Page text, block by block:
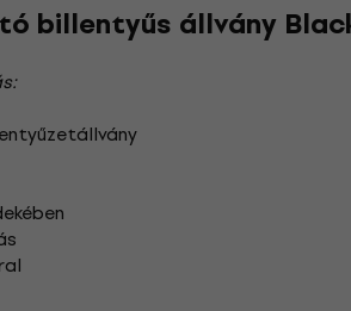
billentyűs állvány